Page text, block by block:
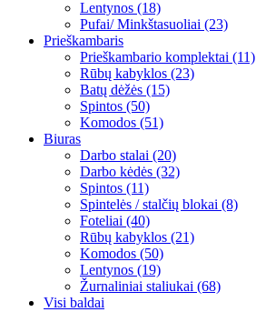
Lentynos (18)
Pufai/ Minkštasuoliai (23)
Prieškambaris
Prieškambario komplektai (11)
Rūbų kabyklos (23)
Batų dėžės (15)
Spintos (50)
Komodos (51)
Biuras
Darbo stalai (20)
Darbo kėdės (32)
Spintos (11)
Spintelės / stalčių blokai (8)
Foteliai (40)
Rūbų kabyklos (21)
Komodos (50)
Lentynos (19)
Žurnaliniai staliukai (68)
Visi baldai